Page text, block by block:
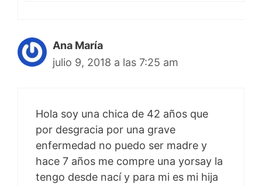
Ana María
julio 9, 2018 a las 7:25 am
Hola soy una chica de 42 años que
por desgracia por una grave
enfermedad no puedo ser madre y
hace 7 años me compre una yorsay la
tengo desde nací y para mi es mi hija